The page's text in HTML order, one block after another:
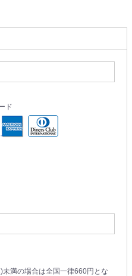
ド
満の場合は全国一律660円とな